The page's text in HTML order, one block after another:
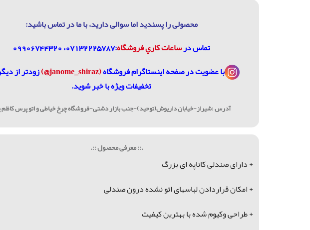
محصولی را پسندید اما سوالی دارید، با ما در تماس باشيد:
تماس درساعات كاري فروشگاه:07132225787، 09906744320
با عضویت درصفحه اینستاگرام فروشگاه(janome_shiraz@)
زودتر از
تخفیفات ویژه با خبر شوید.
آدرس :شیراز-خیابان داریوش(توحید)-جنب بازار دشتی-فروشگاه چرخ خیاطی و اتو پرس کاظم
.:: معرفی محصول ::.
+ دارای صندلی کاناپه ای بزرگ
+ امکان قراردادن لباسهای اتو نشده درون صندلی
+ طراحی وکیوم شده با بهترین کیفیت